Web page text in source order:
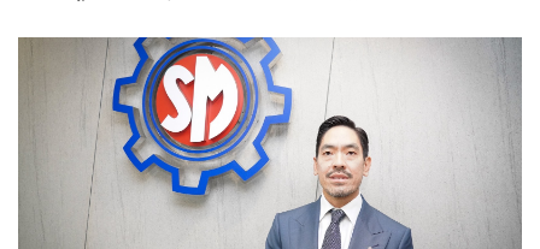
สมศักดิ์ เกียรติชัยลักษณ์